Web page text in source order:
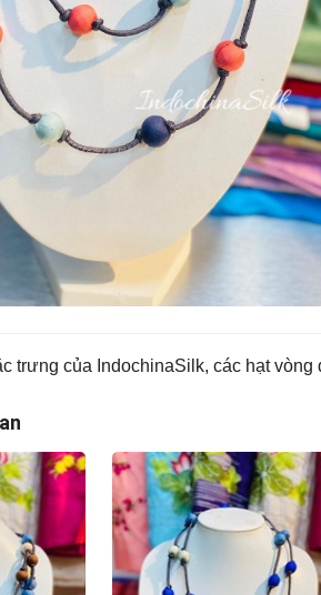
trưng của IndochinaSilk, các hạt